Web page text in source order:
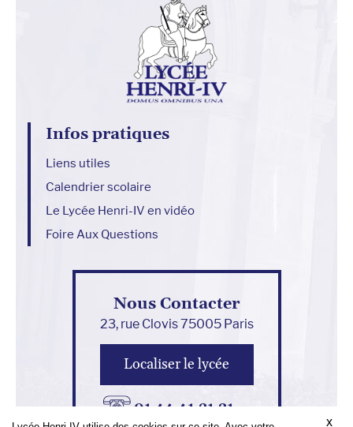
Infos pratiques
Liens utiles
Calendrier scolaire
Le Lycée Henri-IV en vidéo
Foire Aux Questions
Nous Contacter
23, rue Clovis 75005 Paris
Localiser le lycée
01 44 41 21 21
x